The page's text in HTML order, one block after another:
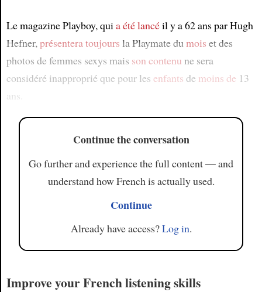
Le magazine Playboy, quia été lancéil y a 62 ans par Hugh
Hefner,présentera toujours la Playmate dumois et des
photos de femmes sexys mais son contenu ne sera
considéré inapproprié que pour les enfants de moins de 13
ans.
Continue the conversation
Go further and experience the full content — and
understand how French is actually used.
Continue
Already have access?Log in.
Improve your French listening skills